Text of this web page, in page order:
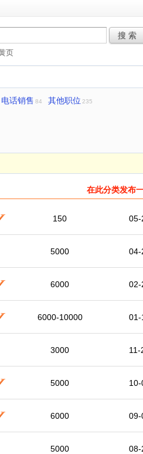
搜 索
页
电话销售 84 其他职位 235
在此分类发布
150 05-
5000 04-
6000 02-
6000-10000 01-
3000 11-
5000 10-
6000 09-
5000 08-